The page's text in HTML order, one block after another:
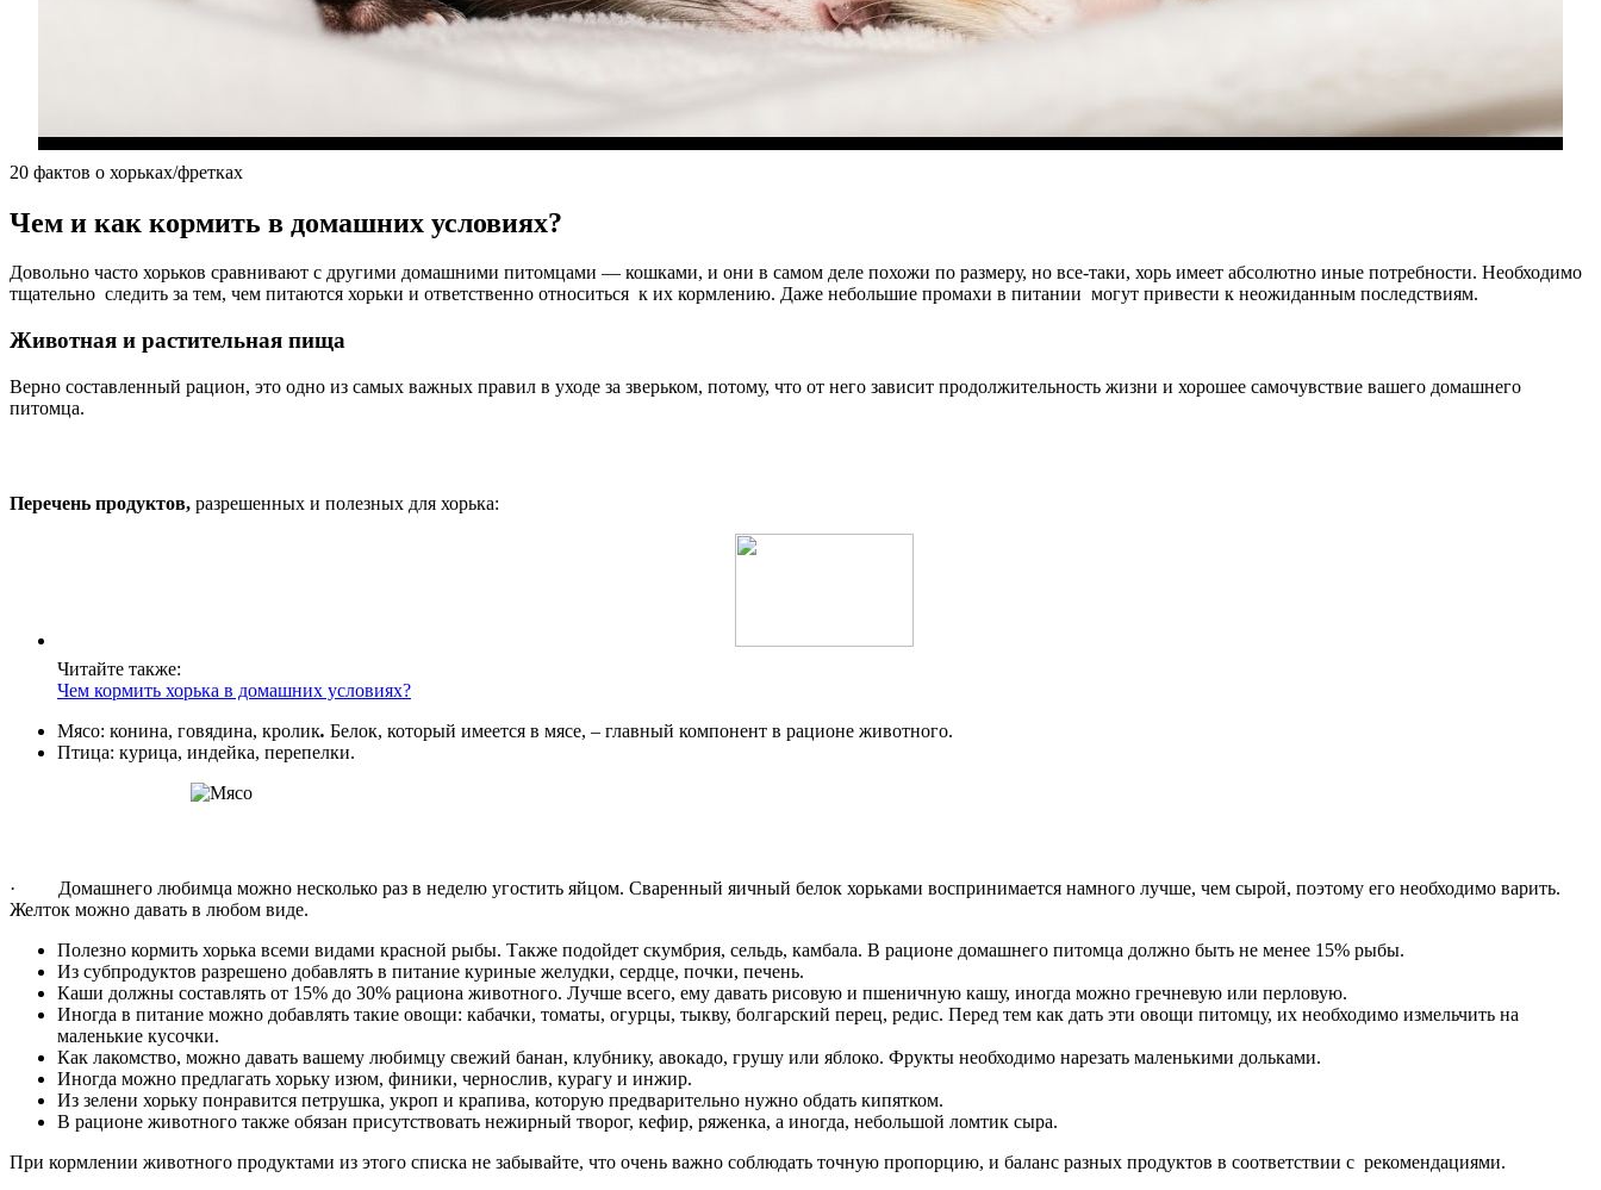
20 фактов о хорьках/фретках
Чем и как кормить в домашних условиях?
Довольно часто хорьков сравнивают с другими домашними питомцами — кошками, и они в самом деле похожи по размеру, но все-таки, хорь имеет абсолютно иные потребности. Необходимо
тщательно следить за тем, чем питаются хорьки и ответственно относиться к их кормлению. Даже небольшие промахи в питании могут привести к неожиданным последствиям.
Животная и растительная пища
Верно составленный рацион, это одно из самых важных правил в уходе за зверьком, потому, что от него зависит продолжительность жизни и хорошее самочувствие вашего домашнего
питомца.
Перечень продуктов, разрешенных и полезных для хорька:
Читайте также:
Чем кормить хорька в домашних условиях?
Мясо: конина, говядина, кролик. Белок, который имеется в мясе, – главный компонент в рационе животного.
Птица: курица, индейка, перепелки.
· Домашнего любимца можно несколько раз в неделю угостить яйцом. Сваренный яичный белок хорьками воспринимается намного лучше, чем сырой, поэтому его необходимо варить.
Желток можно давать в любом виде.
Полезно кормить хорька всеми видами красной рыбы. Также подойдет скумбрия, сельдь, камбала. В рационе домашнего питомца должно быть не менее 15% рыбы.
Из субпродуктов разрешено добавлять в питание куриные желудки, сердце, почки, печень.
Каши должны составлять от 15% до 30% рациона животного. Лучше всего, ему давать рисовую и пшеничную кашу, иногда можно гречневую или перловую.
Иногда в питание можно добавлять такие овощи: кабачки, томаты, огурцы, тыкву, болгарский перец, редис. Перед тем как дать эти овощи питомцу, их необходимо измельчить на
маленькие кусочки.
Как лакомство, можно давать вашему любимцу свежий банан, клубнику, авокадо, грушу или яблоко. Фрукты необходимо нарезать маленькими дольками.
Иногда можно предлагать хорьку изюм, финики, чернослив, курагу и инжир.
Из зелени хорьку понравится петрушка, укроп и крапива, которую предварительно нужно обдать кипятком.
В рационе животного также обязан присутствовать нежирный творог, кефир, ряженка, а иногда, небольшой ломтик сыра.
При кормлении животного продуктами из этого списка не забывайте, что очень важно соблюдать точную пропорцию, и баланс разных продуктов в соответствии с рекомендациями.